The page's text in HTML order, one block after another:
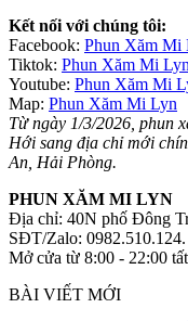
Kết nối với chúng tôi:
Facebook: Phun Xăm Mi
Tiktok: Phun Xăm Mi Lyn
Youtube: Phun Xăm Mi
Map: Phun Xăm Mi Lyn
Từ ngày 1/3/2026, phun
Hới sang địa chỉ mới
An, Hải Phòng.
PHUN XĂM MI LYN
Địa chỉ: 40N phố Đông
SĐT/Zalo: 0982.510.124.
Mở cửa từ 8:00 - 22:00
BÀI VIẾT MỚI